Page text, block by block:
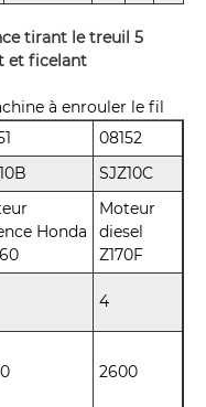
tirant le treuil 5
et ficelant
à enrouler le fil
08152
SJZ10C
Honda
Moteur
diesel
Z170F
4
2600